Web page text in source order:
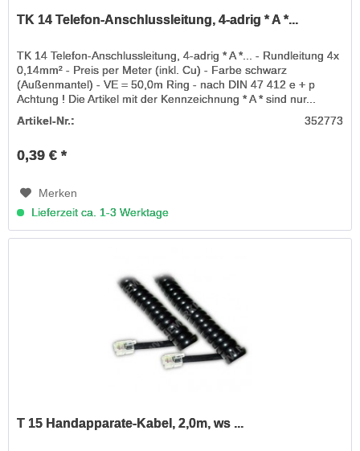
TK 14 Telefon-Anschlussleitung, 4-adrig * A *...
TK 14 Telefon-Anschlussleitung, 4-adrig * A *... - Rundleitung 4x
0,14mm² - Preis per Meter (inkl. Cu) - Farbe schwarz
(Außenmantel) - VE = 50,0m Ring - nach DIN 47 412 e + p
Achtung ! Die Artikel mit der Kennzeichnung * A * sind nur...
Artikel-Nr.:
352773
0,39 € *
Merken
Lieferzeit ca. 1-3 Werktage
T 15 Handapparate-Kabel, 2,0m, ws ...